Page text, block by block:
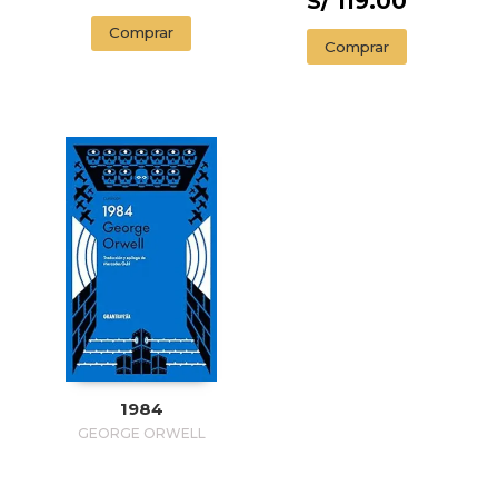
Comprar
Comprar
1984
GEORGE ORWELL